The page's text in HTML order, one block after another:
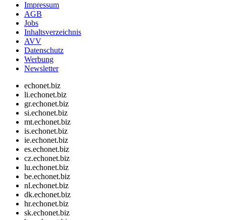
Impressum
AGB
Jobs
Inhaltsverzeichnis
AVV
Datenschutz
Werbung
Newsletter
echonet.biz
li.echonet.biz
gr.echonet.biz
si.echonet.biz
mt.echonet.biz
is.echonet.biz
ie.echonet.biz
es.echonet.biz
cz.echonet.biz
lu.echonet.biz
be.echonet.biz
nl.echonet.biz
dk.echonet.biz
hr.echonet.biz
sk.echonet.biz